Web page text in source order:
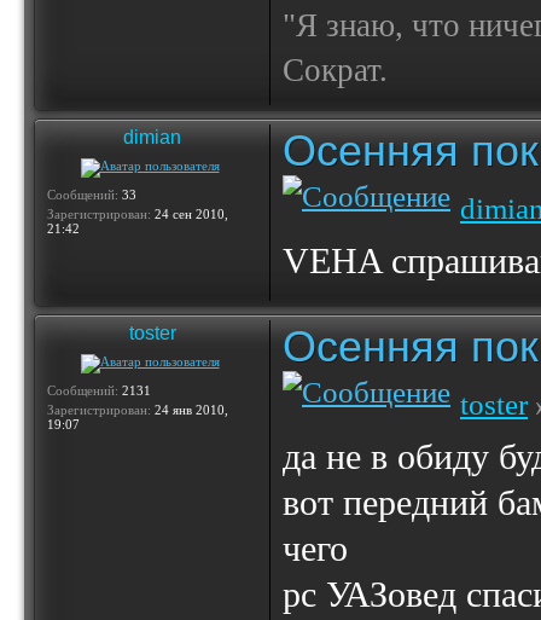
"Я знаю, что
Сократ.
dimian
Сообщений: 33
Зарегистрирован: 24 сен 2010,
21:42
Осенняя
VEHA
toster
Сообщений: 2131
Зарегистрирован: 24 янв 2010,
19:07
Осенняя
toster
да не в обиду
вот передний
чего
рс УАЗовед